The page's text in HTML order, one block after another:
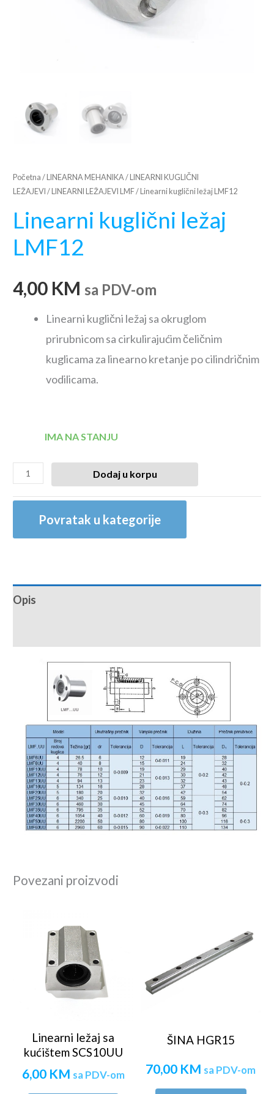
Početna / LINEARNA MEHANIKA/ LINEARNI KUGLIČNI
LEŽAJEVI / LINEARNI LEŽAJEVI LMF/ Linearni kuglični ležaj LMF12
Linearni kuglični ležaj
LMF12
4,00 KM sa PDV-om
Linearni kuglični ležaj sa okruglom
prirubnicom sa cirkulirajućim čeličnim
kuglicama za linearno kretanje po cilindričnim
vodilicama.
IMA NA STANJU
Dodaj u korpu
Povratak u kategorije
Opis
Povezani proizvodi
Linearni ležaj sa
kućištem SCS10UU
6,00 KM sa PDV-om
ŠINA HGR15
70,00 KM sa PDV-om